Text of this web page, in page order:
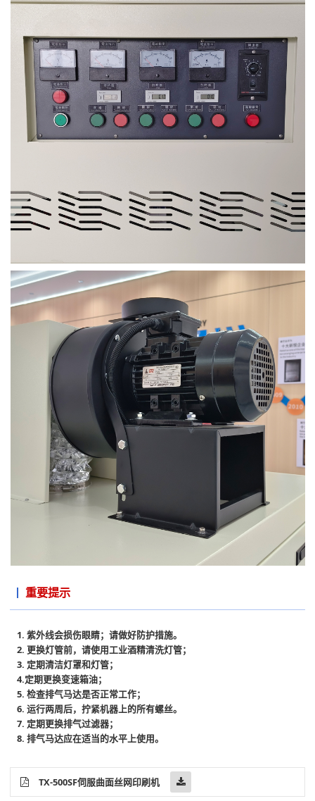
重要提示
1. 紫外线会损伤眼睛；请做好防护措施。
2. 更换灯管前，请使用工业酒精清洗灯管；
3. 定期清洁灯罩和灯管；
4.定期更换变速箱油；
5. 检查排气马达是否正常工作；
6. 运行两周后，拧紧机器上的所有螺丝。
7. 定期更换排气过滤器；
8. 排气马达应在适当的水平上使用。
TX-500SF伺服曲面丝网印刷机